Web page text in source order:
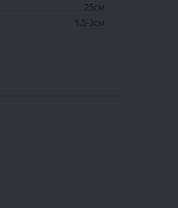
25см
1,5-3см